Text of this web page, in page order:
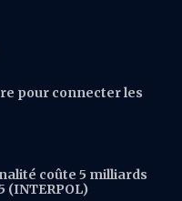
pour connecter les
coûte 5 milliards
(INTERPOL)